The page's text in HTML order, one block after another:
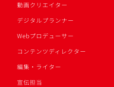
動画クリエイター
デジタルプランナー
Webプロデューサー
コンテンツディレクター
編集・ライター
宣伝担当